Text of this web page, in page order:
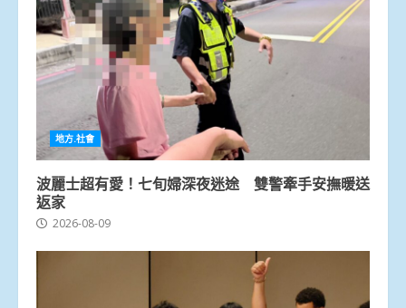
地方.社會
波麗士超有愛！七旬婦深夜迷途 雙警牽手安撫暖送
返家
2026-08-09